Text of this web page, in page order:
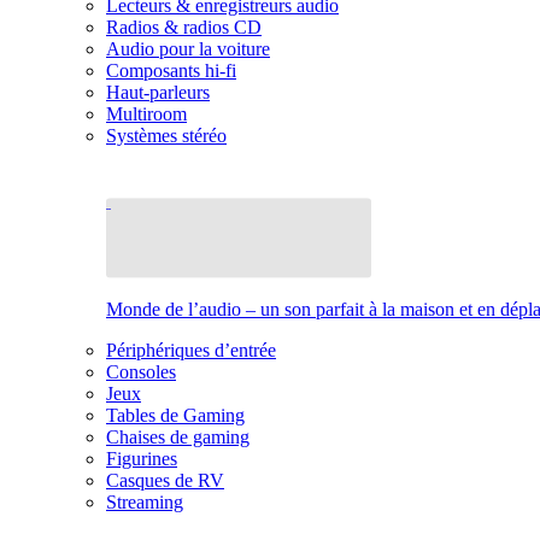
Lecteurs & enregistreurs audio
Radios & radios CD
Audio pour la voiture
Composants hi-fi
Haut-parleurs
Multiroom
Systèmes stéréo
Monde de l’audio – un son parfait à la maison et en
Périphériques d’entrée
Consoles
Jeux
Tables de Gaming
Chaises de gaming
Figurines
Casques de RV
Streaming